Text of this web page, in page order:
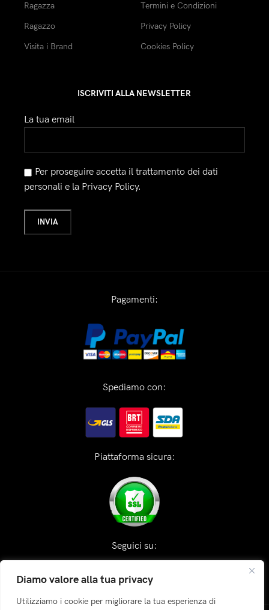
Diamo valore alla tua privacy
Utilizziamo i cookie per migliorare la tua esperienza di
Ragazza
Ragazzo
Visita i Brand
Termini e Condizioni
Privacy Policy
Cookies Policy
ISCRIVITI ALLA NEWSLETTER
La tua email
Per proseguire accetta il trattamento dei dati
personali e la Privacy Policy.
Pagamenti:
Spediamo con:
Piattaforma sicura:
Seguici su: